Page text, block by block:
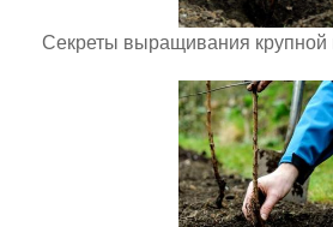
Секреты выращивания